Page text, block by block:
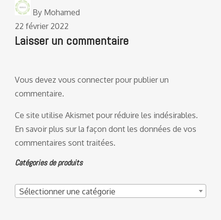
By Mohamed
22 février 2022
Laisser un commentaire
Vous devez vous connecterpour publier un
commentaire.
Ce site utilise Akismet pour réduire les indésirables.
En savoir plus sur la façon dont les données de vos
commentaires sont traitées.
Catégories de produits
Sélectionner une catégorie